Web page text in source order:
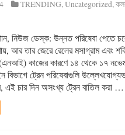
TRENDING,Uncategorized,
নিউজ ডেস্ক: উন্নত পরিষেবা পেতে
আর তার জেরে রেলের মসাগ্রাম এবং
(এনআই) কাজের কারণে ১৪ থেকে ১৭
বিভাগে ট্রেন পরিষেবাগুলি
এই চার দিন অসংখ্য ট্রেন বাতিল করা …